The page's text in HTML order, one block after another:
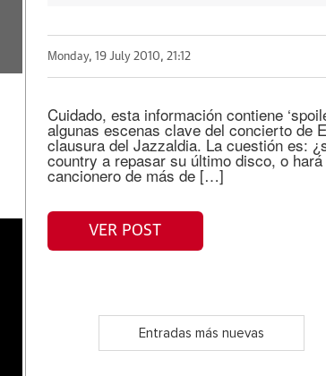
Monday, 19 July 2010, 21:12
Cuidado, esta información contiene
algunas escenas clave del concierto de
clausura del Jazzaldia. La cuestión es:
country a repasar su último disco, o
cancionero de más de […]
VER POST
Entradas más nuevas